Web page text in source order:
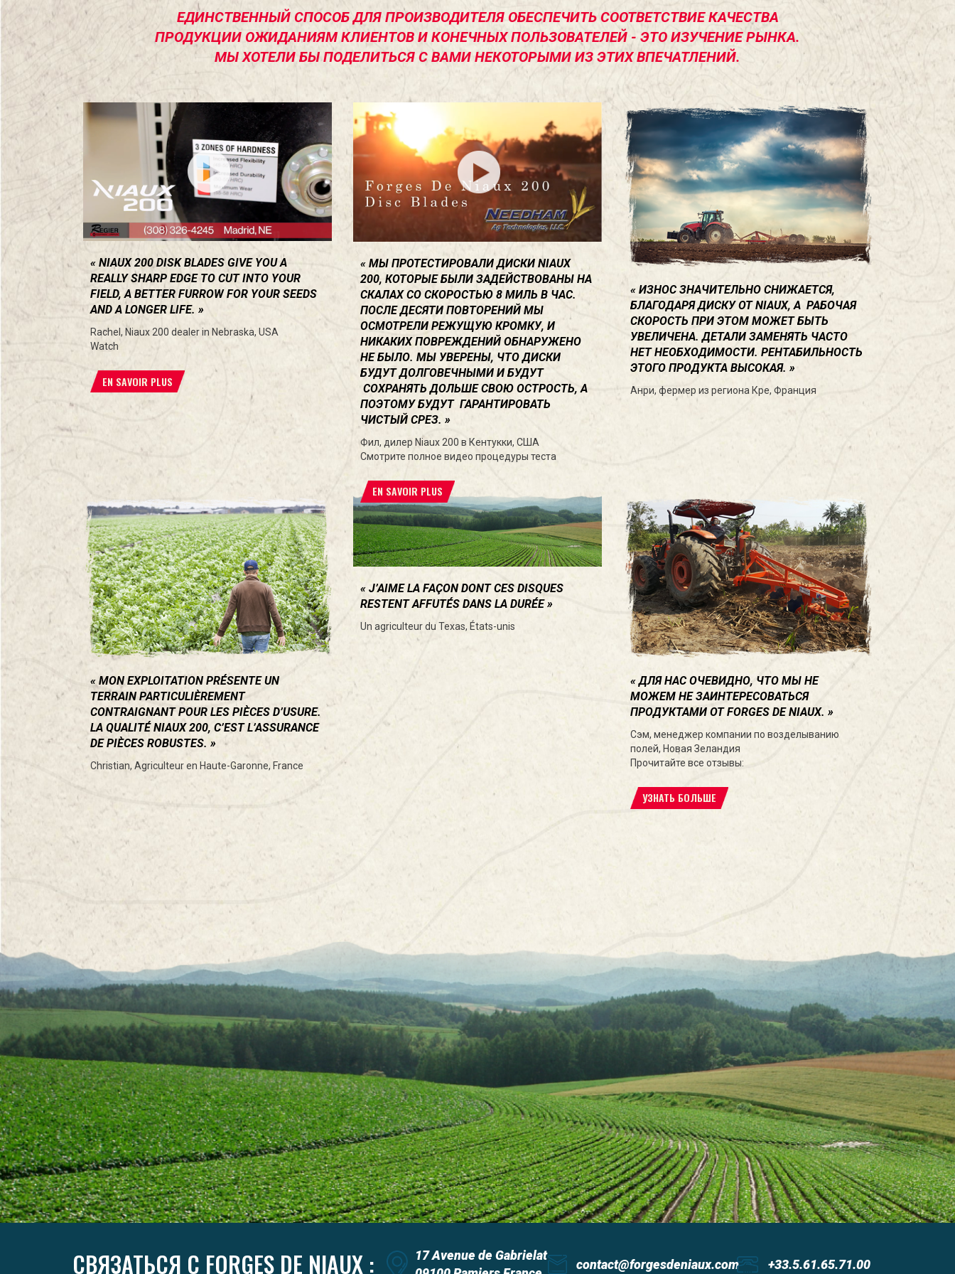
ЕДИНСТВЕННЫЙ СПОСОБ ДЛЯ ПРОИЗВОДИТЕЛЯ ОБЕСПЕЧИТЬ СООТВЕТСТВИЕ КАЧЕСТВА
ПРОДУКЦИИ ОЖИДАНИЯМ КЛИЕНТОВ И КОНЕЧНЫХ ПОЛЬЗОВАТЕЛЕЙ - ЭТО ИЗУЧЕНИЕ РЫНКА.
МЫ ХОТЕЛИ БЫ ПОДЕЛИТЬСЯ С ВАМИ НЕКОТОРЫМИ ИЗ ЭТИХ ВПЕЧАТЛЕНИЙ.
NIAUX 200 DISK BLADES GIVE YOU A
REALLY SHARP EDGE TO CUT INTO YOUR
FIELD, A BETTER FURROW FOR YOUR SEEDS
AND A LONGER LIFE.
Rachel, Niaux 200 dealer in Nebraska, USA
Watch
EN SAVOIR PLUS
МЫ ПРОТЕСТИРОВАЛИ ДИСКИ NIAUX
200, КОТОРЫЕ БЫЛИ ЗАДЕЙСТВОВАНЫ НА
СКАЛАХ СО СКОРОСТЬЮ 8 МИЛЬ В ЧАС.
ПОСЛЕ ДЕСЯТИ ПОВТОРЕНИЙ МЫ
ОСМОТРЕЛИ РЕЖУЩУЮ КРОМКУ, И
НИКАКИХ ПОВРЕЖДЕНИЙ ОБНАРУЖЕНО
НЕ БЫЛО. МЫ УВЕРЕНЫ, ЧТО ДИСКИ
БУДУТ ДОЛГОВЕЧНЫМИ И БУДУТ
СОХРАНЯТЬ ДОЛЬШЕ СВОЮ ОСТРОСТЬ, А
ПОЭТОМУ БУДУТ ГАРАНТИРОВАТЬ
ЧИСТЫЙ СРЕЗ.
Фил, дилер Niaux 200 в Кентукки, США
Смотрите полное видео процедуры теста
EN SAVOIR PLUS
ИЗНОС ЗНАЧИТЕЛЬНО СНИЖАЕТСЯ,
БЛАГОДАРЯ ДИСКУ ОТ NIAUX, А РАБОЧАЯ
СКОРОСТЬ ПРИ ЭТОМ МОЖЕТ БЫТЬ
УВЕЛИЧЕНА. ДЕТАЛИ ЗАМЕНЯТЬ ЧАСТО
НЕТ НЕОБХОДИМОСТИ. РЕНТАБИЛЬНОСТЬ
ЭТОГО ПРОДУКТА ВЫСОКАЯ.
Анри, фермер из региона Кре, Франция
MON EXPLOITATION PRÉSENTE UN
TERRAIN PARTICULIÈREMENT
CONTRAIGNANT POUR LES PIÈCES D’USURE.
LA QUALITÉ NIAUX 200, C’EST L’ASSURANCE
DE PIÈCES ROBUSTES.
Christian, Agriculteur en Haute-Garonne, France
J’AIME LA FAÇON DONT CES DISQUES
RESTENT AFFUTÉS DANS LA DURÉE
Un agriculteur du Texas, États-unis
ДЛЯ НАС ОЧЕВИДНО, ЧТО МЫ НЕ
МОЖЕМ НЕ ЗАИНТЕРЕСОВАТЬСЯ
ПРОДУКТАМИ ОТ FORGES DE NIAUX.
Сэм, менеджер компании по возделыванию
полей, Новая Зеландия
Прочитайте все отзывы:
УЗНАТЬ БОЛЬШЕ
СВЯЗАТЬСЯ С FORGES DE NIAUX :
17 Avenue de Gabrielat
contact@forgesdeniaux.com +33.5.61.65.71.00